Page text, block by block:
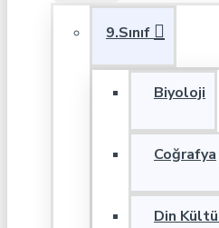
9.Sınıf
Biyoloji
Coğrafya
Din